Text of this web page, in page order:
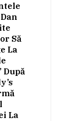
Să
La
După
La